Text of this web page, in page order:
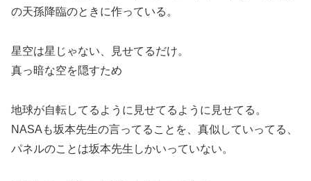
の天孫降臨のときに作っている。
星空は星じゃない、見せてるだけ。
真っ暗な空を隠すため
地球が自転してるように見せてるように見せてる。
NASAも坂本先生の言ってることを、真似していってる、
パネルのことは坂本先生しかいっていない。